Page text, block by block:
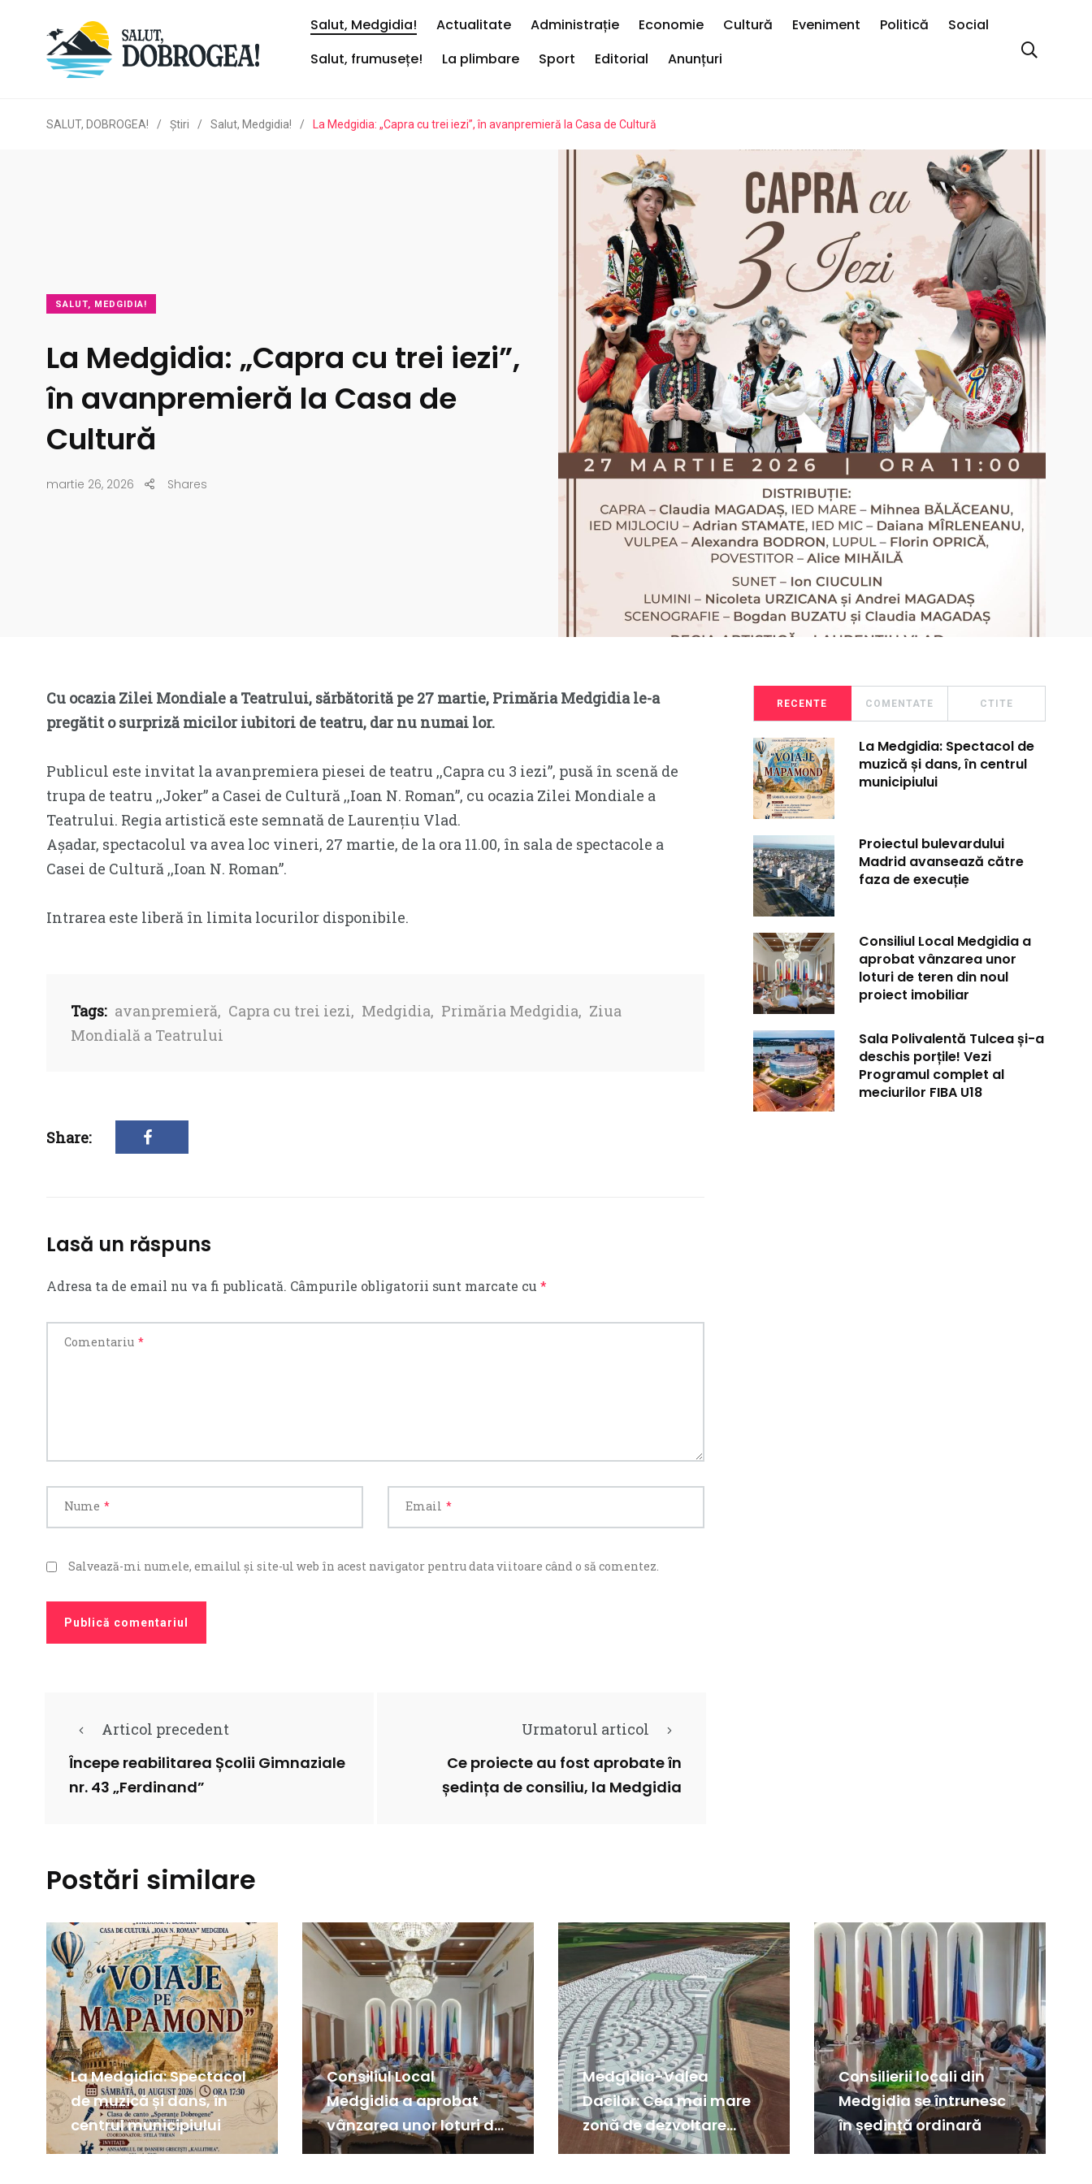
Salut, Medgidia! Actualitate Administrație Economie Cultură Eveniment Politică
Social
Salut, frumusețe!
La plimbare Sport Editorial Anunțuri
SALUT, DOBROGEA! / Ştiri / Salut, Medgidia! / La Medgidia: „Capra cu trei iezi”, în avanpremieră la Casa de Cultură
SALUT, MEDGIDIA!
La Medgidia: „Capra cu trei iezi”,
în avanpremieră la Casa de
Cultură
martie 26, 2026 Shares
Cu ocazia Zilei Mondiale a Teatrului, sărbătorită pe 27 martie, Primăria Medgidia le-a
pregătit o surpriză micilor iubitori de teatru, dar nu numai lor.
Publicul este invitat la avanpremiera piesei de teatru ,,Capra cu 3 iezi”, pusă în scenă de
trupa de teatru ,,Joker” a Casei de Cultură ,,Ioan N. Roman”, cu ocazia Zilei Mondiale a
Teatrului. Regia artistică este semnată de Laurențiu Vlad.
Așadar, spectacolul va avea loc vineri, 27 martie, de la ora 11.00, în sala de spectacole a
Casei de Cultură ,,Ioan N. Roman”.
Intrarea este liberă în limita locurilor disponibile.
Tags: avanpremieră, Capra cu trei iezi, Medgidia, Primăria Medgidia, Ziua
Mondială a Teatrului
Share:
Lasă un răspuns
Adresa ta de email nu va fi publicată. Câmpurile obligatorii sunt marcate cu *
Comentariu *
Nume * Email *
Salvează-mi numele, emailul și site-ul web în acest navigator pentru data viitoare când o să comentez.
Articol precedent
Începe reabilitarea Școlii Gimnaziale
nr. 43 „Ferdinand”
Urmatorul articol
Ce proiecte au fost aprobate în
ședința de consiliu, la Medgidia
RECENTE COMENTATE CTITE
La Medgidia: Spectacol de
muzică și dans, în centrul
municipiului
Proiectul bulevardului
Madrid avansează către
faza de execuție
Consiliul Local Medgidia a
aprobat vânzarea unor
loturi de teren din noul
proiect imobiliar
Sala Polivalentă Tulcea și-a
deschis porțile! Vezi
Programul complet al
meciurilor FIBA U18
Postări similare
La Medgidia: Spectacol
de muzică și dans, în
centrul municipiului
Consiliul Local
Medgidia a aprobat
vânzarea unor loturi de
teren din noul proiect
Medgidia-Valea
Dacilor: Cea mai mare
zonă de dezvoltare
imobiliară din județul
Consilierii locali din
Medgidia se întrunesc
în ședință ordinară